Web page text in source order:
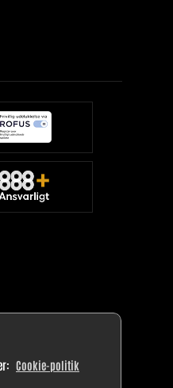
Cookie-politik